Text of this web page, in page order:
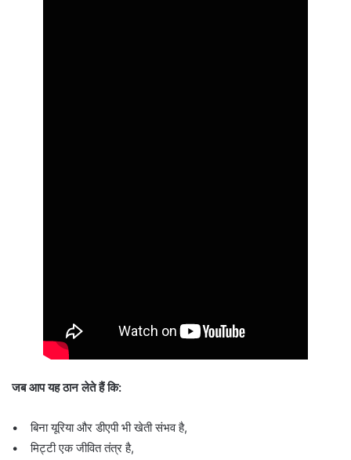
जब आप यह ठान लेते हैं कि:
• बिना यूरिया और डीएपी भी खेती संभव है,
• मिट्टी एक जीवित तंत्र है,